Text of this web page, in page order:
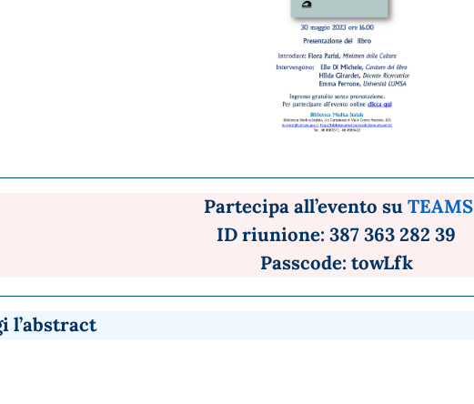
Partecipa all’evento su TEAMS
ID riunione: 387 363 282 39
Passcode: towLfk
l’abstract